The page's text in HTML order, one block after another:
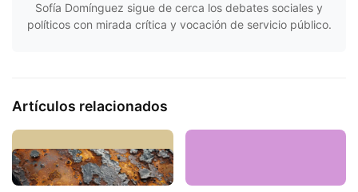
Sofía Domínguez sigue de cerca los debates sociales y
políticos con mirada crítica y vocación de servicio público.
Artículos relacionados